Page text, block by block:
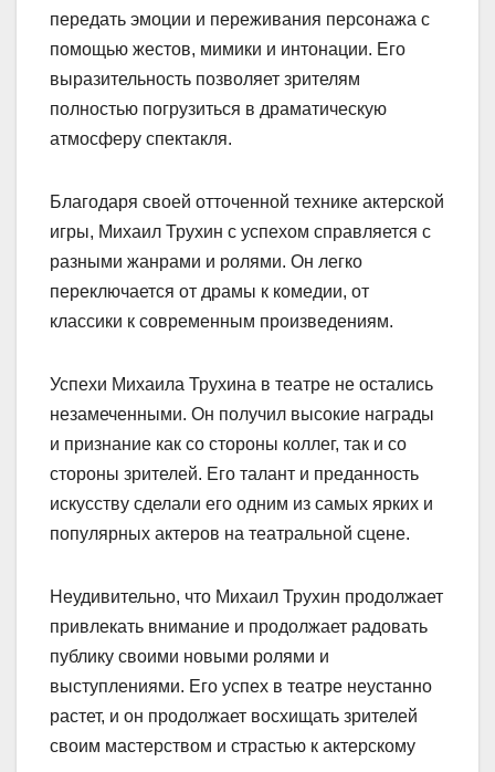
передать эмоции и переживания персонажа с
помощью жестов, мимики и интонации. Его
выразительность позволяет зрителям
полностью погрузиться в драматическую
атмосферу спектакля.
Благодаря своей отточенной технике актерской
игры, Михаил Трухин с успехом справляется с
разными жанрами и ролями. Он легко
переключается от драмы к комедии, от
классики к современным произведениям.
Успехи Михаила Трухина в театре не остались
незамеченными. Он получил высокие награды
и признание как со стороны коллег, так и со
стороны зрителей. Его талант и преданность
искусству сделали его одним из самых ярких и
популярных актеров на театральной сцене.
Неудивительно, что Михаил Трухин продолжает
привлекать внимание и продолжает радовать
публику своими новыми ролями и
выступлениями. Его успех в театре неустанно
растет, и он продолжает восхищать зрителей
своим мастерством и страстью к актерскому